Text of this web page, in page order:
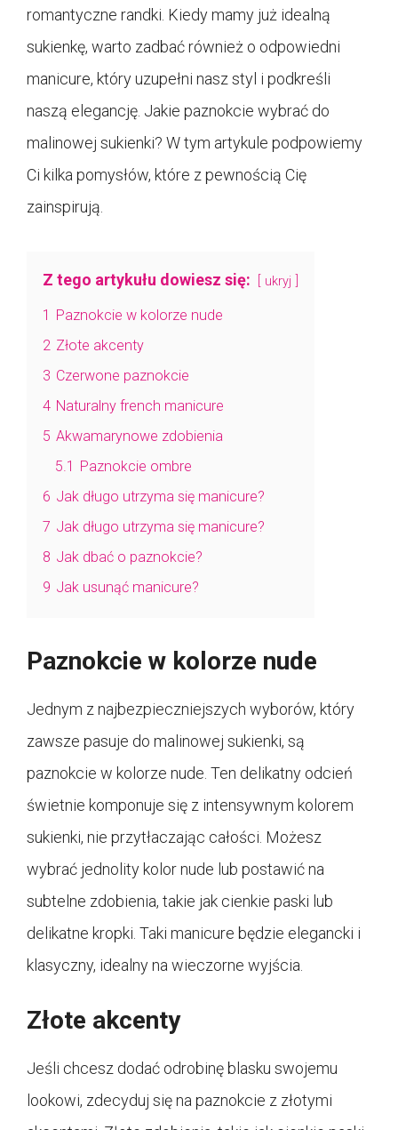
romantyczne randki. Kiedy mamy już idealną
sukienkę, warto zadbać również o odpowiedni
manicure, który uzupełni nasz styl i podkreśli
naszą elegancję. Jakie paznokcie wybrać do
malinowej sukienki? W tym artykule podpowiemy
Ci kilka pomysłów, które z pewnością Cię
zainspirują.
Z tego artykułu dowiesz się: ukryj
1 Paznokcie w kolorze nude
2 Złote akcenty
3 Czerwone paznokcie
4 Naturalny french manicure
5 Akwamarynowe zdobienia
5.1 Paznokcie ombre
6 Jak długo utrzyma się manicure?
7 Jak długo utrzyma się manicure?
8 Jak dbać o paznokcie?
9 Jak usunąć manicure?
Paznokcie w kolorze nude
Jednym z najbezpieczniejszych wyborów, który
zawsze pasuje do malinowej sukienki, są
paznokcie w kolorze nude. Ten delikatny odcień
świetnie komponuje się z intensywnym kolorem
sukienki, nie przytłaczając całości. Możesz
wybrać jednolity kolor nude lub postawić na
subtelne zdobienia, takie jak cienkie paski lub
delikatne kropki. Taki manicure będzie elegancki i
klasyczny, idealny na wieczorne wyjścia.
Złote akcenty
Jeśli chcesz dodać odrobinę blasku swojemu
lookowi, zdecyduj się na paznokcie z złotymi